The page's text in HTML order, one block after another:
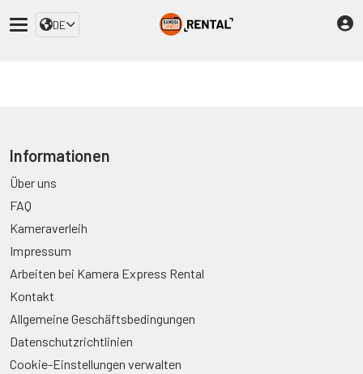
DE
Informationen
Über uns
FAQ
Kameraverleih
Impressum
Arbeiten bei Kamera Express Rental
Kontakt
Allgemeine Geschäftsbedingungen
Datenschutzrichtlinien
Cookie-Einstellungen verwalten